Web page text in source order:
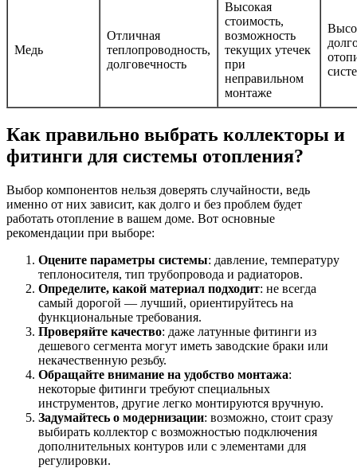
Медь
Отличная
теплопроводность,
долговечность
Высокая
стоимость,
возможность
текущих утечек
при
неправильном
монтаже
Как правильно выбрать коллекторы и
фитинги для системы отопления?
Выбор компонентов нельзя доверять случайности, ведь
именно от них зависит, как долго и без проблем будет
работать отопление в вашем доме. Вот основные
рекомендации при выборе:
Оцените параметры системы: давление, температуру
теплоносителя, тип трубопровода и радиаторов.
Определите, какой материал подходит: не всегда
самый дорогой — лучший, ориентируйтесь на
функциональные требования.
Проверяйте качество: даже латунные фитинги из
дешевого сегмента могут иметь заводские браки или
некачественную резьбу.
Обращайте внимание на удобство монтажа:
некоторые фитинги требуют специальных
инструментов, другие легко монтируются вручную.
Задумайтесь о модернизации: возможно, стоит сразу
выбирать коллектор с возможностью подключения
дополнительных контуров или с элементами для
регулировки.